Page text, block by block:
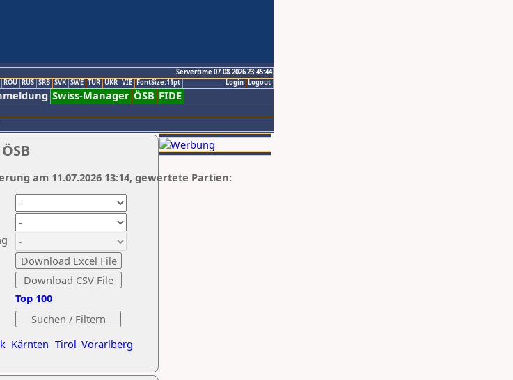
Servertime 07.08.2026 23:45:44
Logout
Login
ROU RUS SRB SVK SWE TUR UKR VIE FontSize:11pt
Swiss-Manager ÖSB FIDE
Kärnten Tirol Vorarlberg
Top 100
am 11.07.2026 13:14, gewertete Partien: